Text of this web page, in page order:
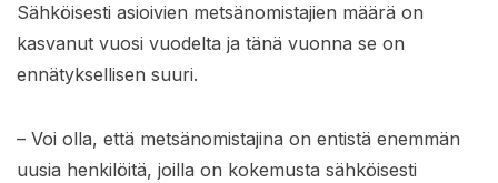
Sähköisesti asioivien metsänomistajien määrä on
kasvanut vuosi vuodelta ja tänä vuonna se on
ennätyksellisen suuri.
– Voi olla, että metsänomistajina on entistä enemmän
uusia henkilöitä, joilla on kokemusta sähköisesti